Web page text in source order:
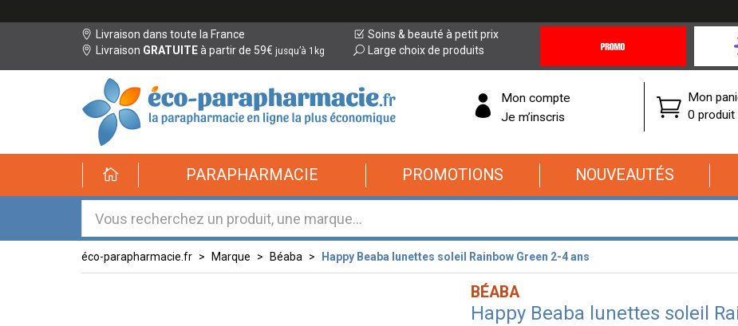
Livraison dans toute la France
Livraison GRATUITEà partir de 59€ jusqu’à 1kg
Soins & beauté à petit prix
Large choix de produits
Offres
éco-
parapharmacie.fr
éco-
parapharmacie.fr
Mon compte
Je m’inscris
Mon
0 produit
PARAPHARMACIE PROMOTIONS NOUVEAUTÉS
éco-parapharmacie.fr Marque Béaba Happy Beaba lunettes soleil Rainbow Green 2-4 ans
BÉABA
Happy Beaba lunettes soleil